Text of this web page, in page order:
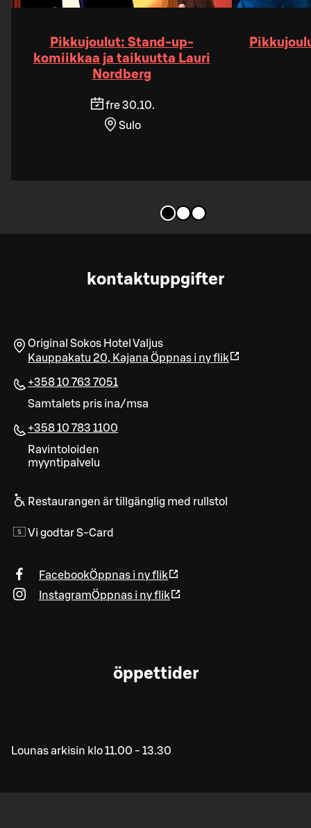
Pikkujoulut: Stand-up-
komiikkaa ja taikuutta Lauri
Nordberg
fre 30.10.
Sulo
kontaktuppgifter
Original Sokos Hotel Valjus
Kauppakatu 20, Kajana Öppnas i ny flik
+358 10 763 7051
Samtalets pris ina/msa
+358 10 783 1100
Ravintoloiden
myyntipalvelu
Restaurangen är tillgänglig med rullstol
Vi godtar S-Card
FacebookÖppnas i ny flik
InstagramÖppnas i ny flik
öppettider
Lounas arkisin klo 11.00 - 13.30